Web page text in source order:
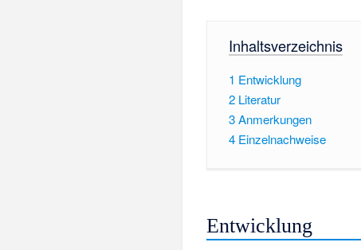
Inhaltsverzeichnis
1 Entwicklung
2 Literatur
3Anmerkungen
4 Einzelnachweise
Entwicklung